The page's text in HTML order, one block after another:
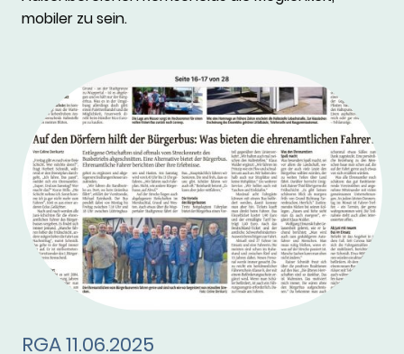
mobiler zu sein.
RGA 11.06.2025